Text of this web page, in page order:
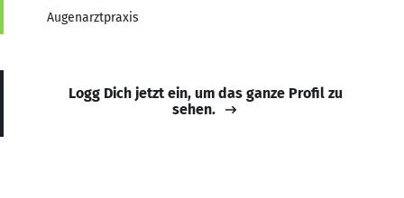
Augenarztpraxis
Logg Dich jetzt ein, um das ganze Profil zu
sehen.